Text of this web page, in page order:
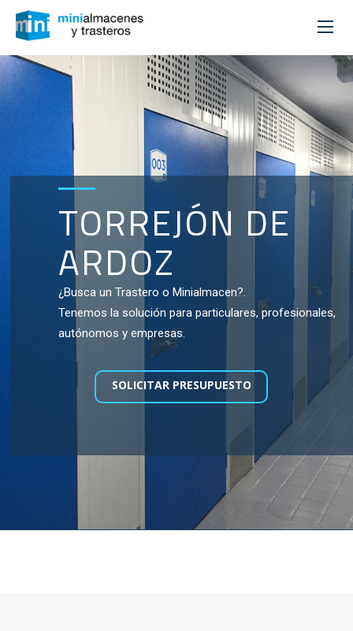
TORREJÓN DE
ARDOZ
¿Busca un Trastero o Minialmacen?.
Tenemos la solución para particulares, profesionales,
autónomos y empresas.
SOLICITAR PRESUPUESTO